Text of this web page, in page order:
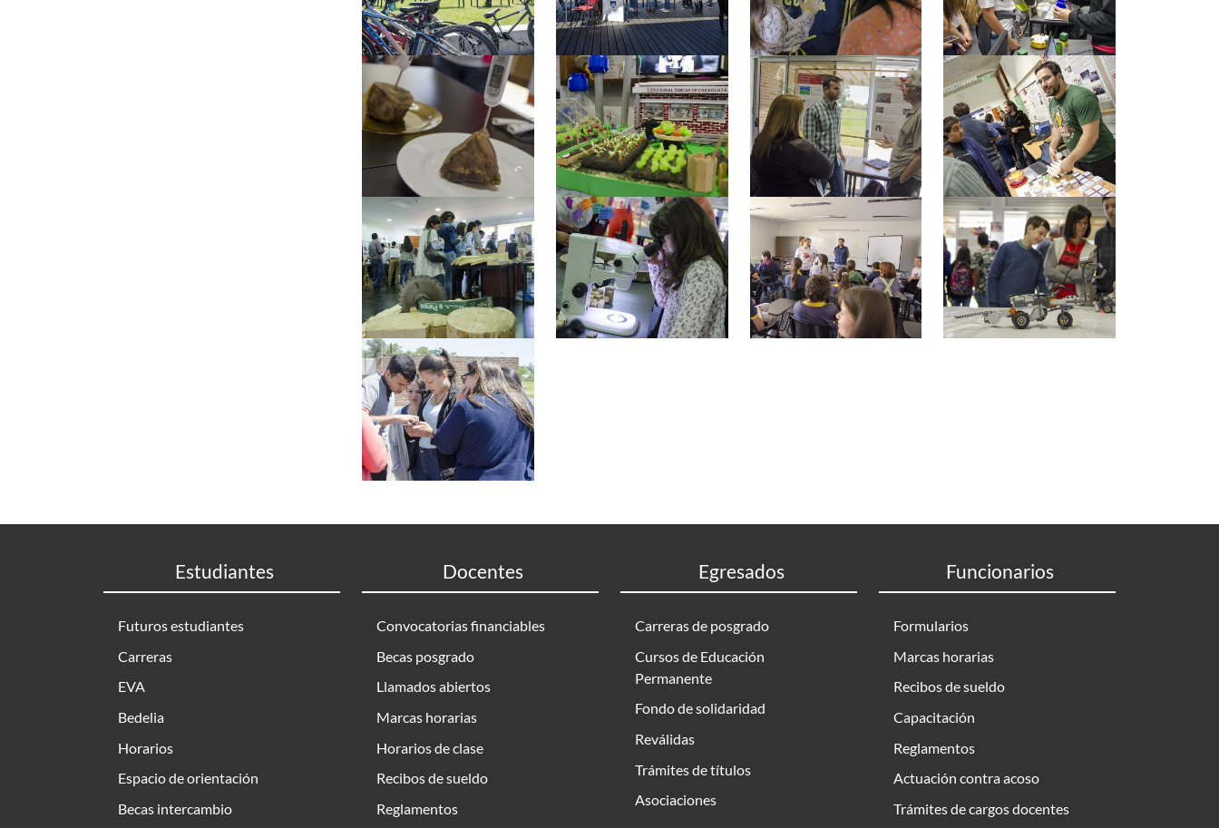
Estudiantes
Futuros estudiantes
Carreras
EVA
Bedelia
Horarios
Espacio de orientación
Becas intercambio
Docentes
Convocatorias financiables
Becas posgrado
Llamados abiertos
Marcas horarias
Horarios de clase
Recibos de sueldo
Reglamentos
Egresados
Carreras de posgrado
Cursos de Educación
Permanente
Fondo de solidaridad
Reválidas
Trámites de títulos
Asociaciones
Funcionarios
Formularios
Marcas horarias
Recibos de sueldo
Capacitación
Reglamentos
Actuación contra acoso
Trámites de cargos docentes